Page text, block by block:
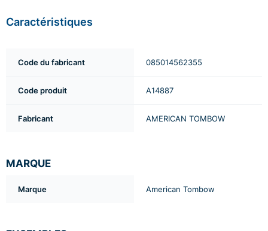
Caractéristiques
Code du fabricant 085014562355
Code produit A14887
Fabricant AMERICAN TOMBOW
MARQUE
Marque American Tombow